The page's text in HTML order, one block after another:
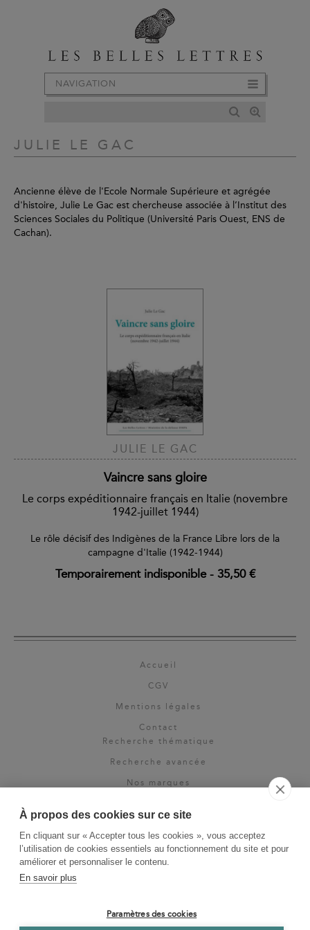
À propos des cookies sur ce site
En cliquant sur « Accepter tous les cookies », vous acceptez
l’utilisation de cookies essentiels au fonctionnement du site et pour
améliorer et personnaliser le contenu.
En savoir plus
Paramètres des cookies
NAVIGATION
JULIE LE GAC
Ancienne élève de l'Ecole Normale Supérieure et agrégée
d'histoire, Julie Le Gac est chercheuse associée à l’Institut des
Sciences Sociales du Politique (Université Paris Ouest, ENS de
Cachan).
JULIE LE GAC
Vaincre sans gloire
Le corps expéditionnaire français en Italie (novembre
1942-juillet 1944)
Le rôle décisif des Indigènes de la France Libre lors de la
campagne d'Italie (1942-1944)
Temporairement indisponible- 35,50 €
Accueil
CGV
Mentions légales
Contact
Recherche thématique
Recherche avancée
Nos marques
Espace pro
Newsletter
La Vie des Classiques